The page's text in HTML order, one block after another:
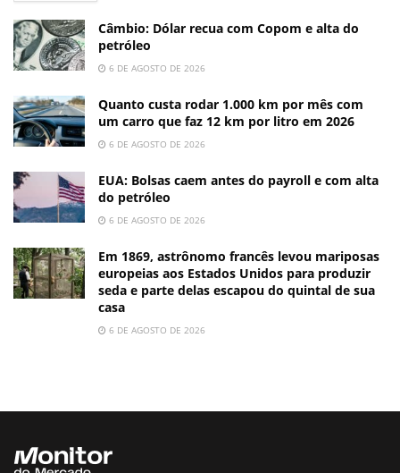
Câmbio: Dólar recua com Copom e alta do
petróleo
6 DE AGOSTO DE 2026
Quanto custa rodar 1.000 km por mês com
um carro que faz 12 km por litro em 2026
6 DE AGOSTO DE 2026
EUA: Bolsas caem antes do payroll e com alta
do petróleo
6 DE AGOSTO DE 2026
Em 1869, astrônomo francês levou mariposas
europeias aos Estados Unidos para produzir
seda e parte delas escapou do quintal de sua
casa
6 DE AGOSTO DE 2026